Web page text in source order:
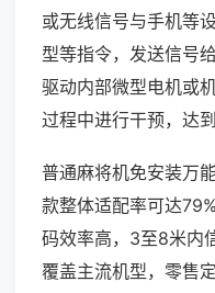
或无线信号与手机等
型等指令，发送信号
驱动内部微型电机或
过程中进行干预，达
普通麻将机免安装万
款整体适配率可达
码效率高，3至8米内
覆盖主流机型，零售